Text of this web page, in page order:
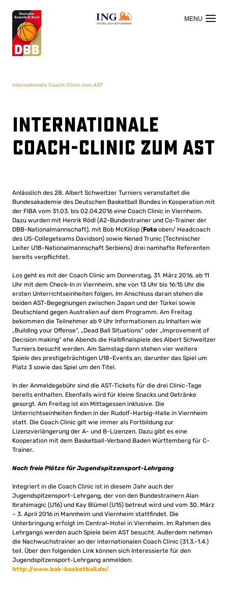
OFFIZIELLER HAUPTSPONSOR
Internationale Coach-Clinic zum AST
Internationale
Coach-Clinic zum AST
Anlässlich des 28. Albert Schweitzer Turniers veranstaltet die
Bundesakademie des Deutschen Basketball Bundes in Kooperation mit
der FIBA vom 31.03. bis 02.04.2016 eine Coach Clinic in Viernheim.
Dazu wurden mit Henrik Rödl (A2-Bundestrainer und Co-Trainer der
DBB-Nationalmannschaft), mit Bob McKillop (Foto oben/ Headcoach
des US-Collegeteams Davidson) sowie Nenad Trunic (Technischer
Leiter U18-Nationalmannschaft Serbiens) drei namhafte Referenten
bereits verpflichtet.
Los geht es mit der Coach Clinic am Donnerstag, 31. März 2016, ab 11
Uhr mit dem Check-In in Viernheim, ehe von 13 Uhr bis 16:15 Uhr die
ersten Unterrichtseinheiten folgen. Im Anschluss daran stehen die
beiden AST-Begegnungen zwischen Japan und der Türkei sowie
Deutschland gegen Australien auf dem Programm. Am Freitag
bekommen die Teilnehmer ab 9 Uhr Informationen zu Inhalten wie
„Building your Offense“, „Dead Ball Situations“ oder „Improvement of
Decision making“ ehe Abends die Halbfinalspiele des Albert Schweitzer
Turniers besucht werden. Am Samstag dann stehen vier weitere
Spiele des prestigeträchtigen U18-Events an, darunter das Spiel um
Platz 3 sowie das Spiel um den Titel.
In der Anmeldegebühr sind die AST-Tickets für die drei Clinic-Tage
bereits enthalten. Ebenfalls wird für kleine Snacks und Getränke
gesorgt. Am Freitag ist ein Mittagessen inklusive. Die
Unterrichtseinheiten finden in der Rudolf-Harbig-Halle in Viernheim
statt. Die Coach Clinic gilt wie immer als Fortbildung zur
Lizenzverlängerung der A- und B-Lizenzen. Dazu gibt es eine
Kooperation mit dem Basketball-Verband Baden Württemberg für C-
Trainer.
Noch freie Plätze für Jugendspitzensport-Lehrgang
Integriert in die Coach Clinic ist in diesem Jahr auch der
Jugendspitzensport-Lehrgang, der von den Bundestrainern Alan
Ibrahimagic (U16) und Kay Blümel (U15) betreut wird und vom 30. März
– 3. April 2016 in Mannheim und Viernheim stattfindet. Die
Unterbringung erfolgt im Central-Hotel in Viernheim. Im Rahmen des
Lehrgangs werden auch Spiele beim AST besucht. Außerdem nehmen
die Nachwuchstrainer an der internationalen Coach Clinic (31.3.-1.4.)
teil. Über den folgenden Link können sich Interessierte für den
Jugendspitzensport-Lehrgang anmelden:
http://www.bak-basketball.de/